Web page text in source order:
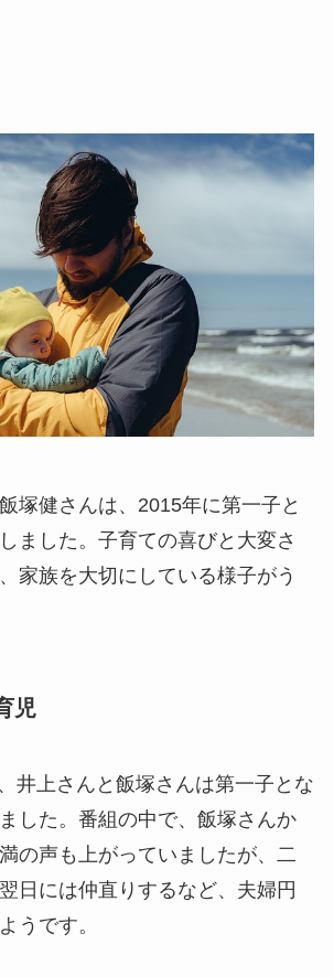
塚健さんは、2015年に第一子と
ました。子育ての喜びと大変さ
家族を大切にしている様子がう
児
井上さんと飯塚さんは第一子とな
した。番組の中で、飯塚さんか
の声も上がっていましたが、二
日には仲直りするなど、夫婦円
うです。